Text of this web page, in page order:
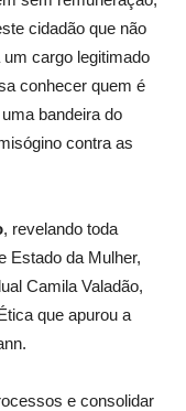
cidadão que não
cargo legitimado
conhecer quem é
bandeira do
contra as
, revelando toda
Estado da Mulher,
Camila Valadão,
que apurou a
e consolidar